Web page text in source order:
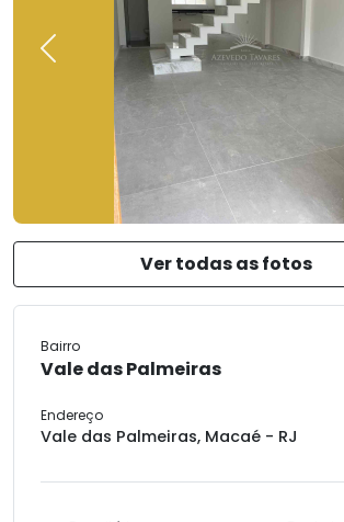
Previous
Ver todas as fotos
Bairro
Vale das Palmeiras
Endereço
Vale das Palmeiras, Macaé - RJ